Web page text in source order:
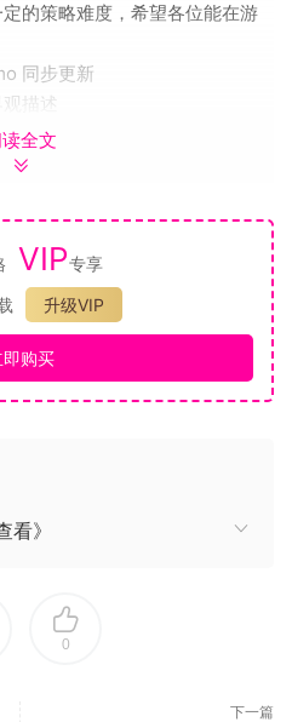
的策略难度，希望各位能在游
同步更新
描述
天赋技能
回合战棋游戏，是《天体》故
物突然进攻地球，在七天时间
口的死亡。地球各国政府和巨
，把人类火种播撒到宇宙上。
和 UNION 的特种作战部队，目
。每场战斗都是在 9×9 的战棋
地形障碍、装备特点，完成以
全文
VIP专享
升级VIP
即购买
》
0
下一篇